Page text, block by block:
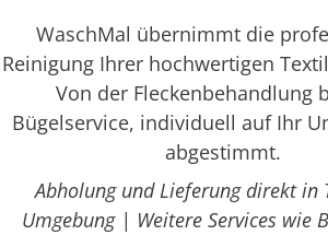
WaschMal übernimmt die
Reinigung Ihrer hochwertigen
Von der Fleckenbehandlung
Bügelservice, individuell auf Ihr
abgestimmt.
Abholung und Lieferung direkt in
Umgebung | Weitere Services wie